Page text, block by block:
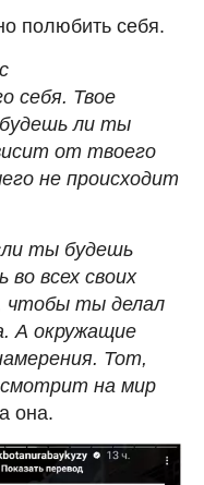
полюбить себя.
себя. Твое
будешь ли ты
от твоего
не происходит
ты будешь
всех своих
чтобы ты делал
А окружащие
Тот,
на мир
она.